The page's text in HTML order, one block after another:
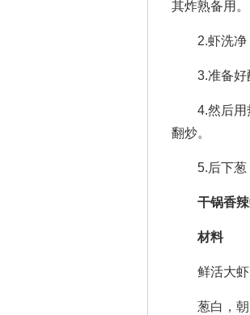
其炸熟备用。
2.虾洗净，
3.准备好
4.然后用热
翻炒。
5.后下葱，
干锅香辣
材料
鲜活大虾
葱白，朝